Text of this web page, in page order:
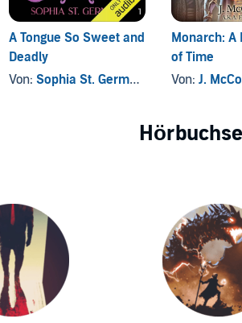
A Tongue So Sweet and
Deadly
Von: Sophia St. Germain
Monarch: A
of Time
Von:J.